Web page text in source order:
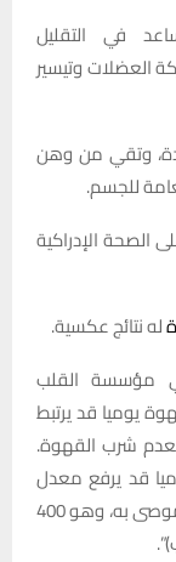
في التقليل
العضلات وتيسير
وتقي من وهن
للجسم.
الصحة الإدراكية
له نتائج عكسية.
مؤسسة القلب
يوميا قد يرتبط
شرب القهوة.
قد يرفع معدل
إلى ما فوق الحد اليومي الموصى به، وهو 400